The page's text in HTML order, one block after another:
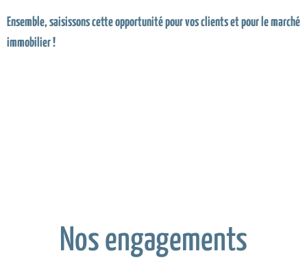
Ensemble, saisissons cette opportunité pour vos clients et pour le marché
immobilier !
Nos engagements